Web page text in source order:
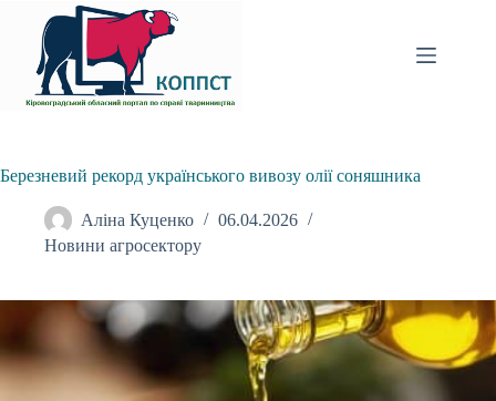
вмісту
Березневий рекорд українського вивозу олії соняшника
Аліна Куценко
06.04.2026
Новини агросектору